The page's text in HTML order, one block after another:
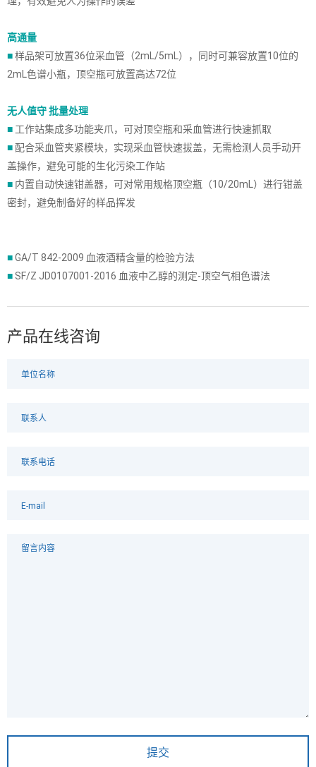
高通量
■样品架可放置36位采血管（2mL/5mL），同时可兼容放置10位的
2mL色谱小瓶，顶空瓶可放置高达72位
无人值守 批量处理
■ 工作站集成多功能夹爪，可对顶空瓶和采血管进行快速抓取
■配合采血管夹紧模块，实现采血管快速拔盖，无需检测人员手动开
盖操作，避免可能的生化污染工作站
■ 内置自动快速钳盖器，可对常用规格顶空瓶（10/20mL）进行钳盖
密封，避免制备好的样品挥发
■GA/T 842-2009 血液酒精含量的检验方法
■ SF/Z JD0107001-2016 血液中乙醇的测定-顶空气相色谱法
产品在线咨询